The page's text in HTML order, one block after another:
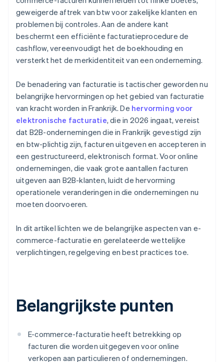
Boetes
geweigerde aftrek van btw voor zakelijke klanten en
problemen bij controles. Aan de andere kant
beschermt een efficiënte facturatieprocedure de
cashflow, vereenvoudigt het de boekhouding en
versterkt het de merkidentiteit van een onderneming.
De benadering van facturatie is tactischer geworden nu
belangrijke hervormingen op het gebied van facturatie
van kracht worden in Frankrijk. De hervorming voor
elektronische facturatie, die in 2026 ingaat, vereist
dat B2B-ondernemingen die in Frankrijk gevestigd zijn
en btw-plichtig zijn, facturen uitgeven en accepteren in
een gestructureerd, elektronisch format. Voor online
ondernemingen, die vaak grote aantallen facturen
uitgeven aan B2B-klanten, luidt de hervorming
operationele veranderingen in die ondernemingen nu
moeten doorvoeren.
In dit artikel lichten we de belangrijke aspecten van e-
commerce-facturatie en gerelateerde wettelijke
verplichtingen, regelgeving en best practices toe.
Belangrijkste punten
E-commerce-facturatie heeft betrekking op
facturen die worden uitgegeven voor online
verkopen aan particulieren of ondernemingen.